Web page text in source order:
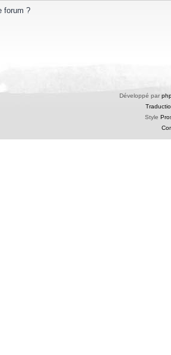
forum ?
Développé par
Style